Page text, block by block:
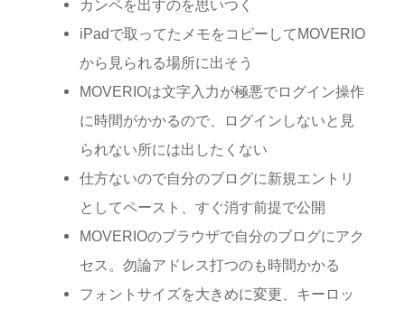
カンペを出すのを思いつく
iPadで取ってたメモをコピーしてMOVERIO
から見られる場所に出そう
MOVERIOは文字入力が極悪でログイン操作
に時間がかかるので、ログインしないと見
られない所には出したくない
仕方ないので自分のブログに新規エントリ
としてペースト、すぐ消す前提で公開
MOVERIOのブラウザで自分のブログにアク
セス。勿論アドレス打つのも時間かかる
フォントサイズを大きめに変更、キーロッ